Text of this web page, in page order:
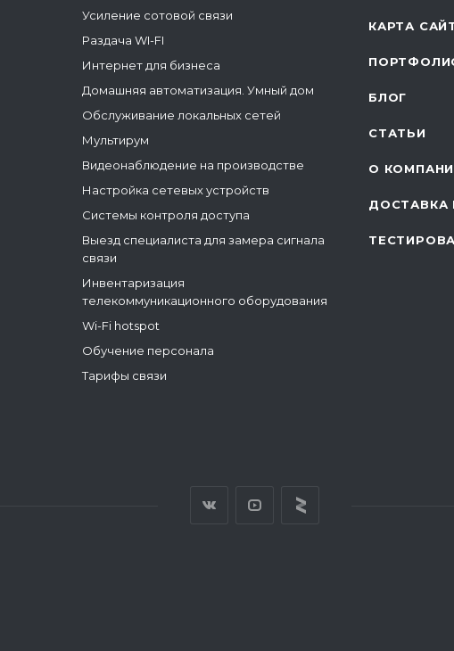
Усиление сотовой связи
Раздача WI-FI
Интернет для бизнеса
Домашняя автоматизация. Умный дом
Обслуживание локальных сетей
Мультирум
Видеонаблюдение на производстве
Настройка сетевых устройств
Системы контроля доступа
Выезд специалиста для замера сигнала
связи
Инвентаризация
телекоммуникационного оборудования
Wi-Fi hotspot
Обучение персонала
Тарифы связи
КАРТА
БЛОГ
СТАТЬИ
О
ДОСТАВКА